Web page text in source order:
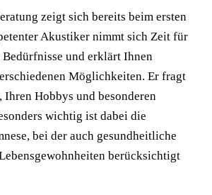
zeigt sich bereits beim ersten
Akustiker nimmt sich Zeit für
und erklärt Ihnen
Möglichkeiten. Er fragt
Hobbys und besonderen
wichtig ist dabei die
bei der auch gesundheitliche
berücksichtigt